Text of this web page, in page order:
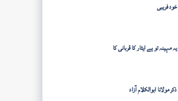
خود فریبی
یہ مہینہ تو ہے ایثار کا قربانی کا
ذکر مولانا ابوالکلام آزاد